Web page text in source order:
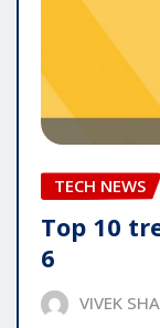
TECH NEWS
Top 10
6
VIVEK